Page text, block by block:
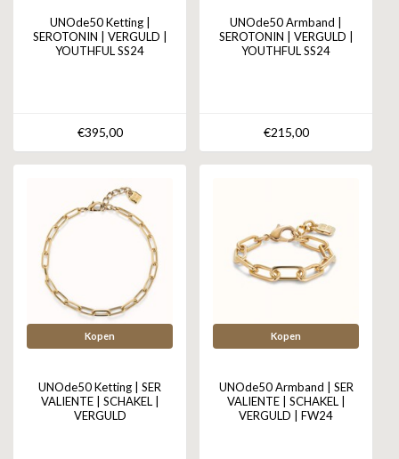
UNOde50 Ketting |
SEROTONIN | VERGULD |
YOUTHFUL SS24
€395,00
UNOde50 Armband |
SEROTONIN | VERGULD |
YOUTHFUL SS24
€215,00
Kopen
UNOde50 Ketting | SER
VALIENTE | SCHAKEL |
VERGULD
Kopen
UNOde50 Armband | SER
VALIENTE | SCHAKEL |
VERGULD | FW24